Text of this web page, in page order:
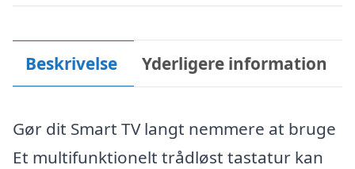
Beskrivelse Yderligere information
Gør dit Smart TV langt nemmere at bruge
Et multifunktionelt trådløst tastatur kan